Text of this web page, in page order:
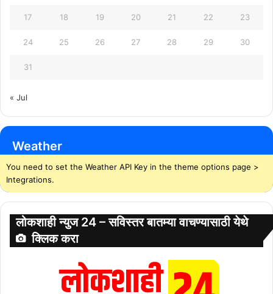
17 18 19 20 21 22 23
24 25 26 27 28 29 30
31
« Jul
Weather
You need to set the Weather API Key in the theme options page >
Integrations.
लोकशाही न्युज 24 – सविस्तर बातम्या वाचण्यासाठी येथे
क्लिक करा